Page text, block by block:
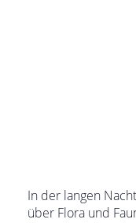
In der langen
über Flora und